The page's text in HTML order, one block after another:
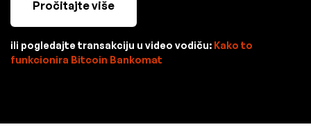
Pročitajte više
ili pogledajte transakciju u video vodiču: Kako to
funkcionira Bitcoin Bankomat